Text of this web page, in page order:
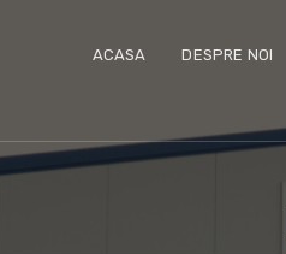
ACASA DESPRE NOI